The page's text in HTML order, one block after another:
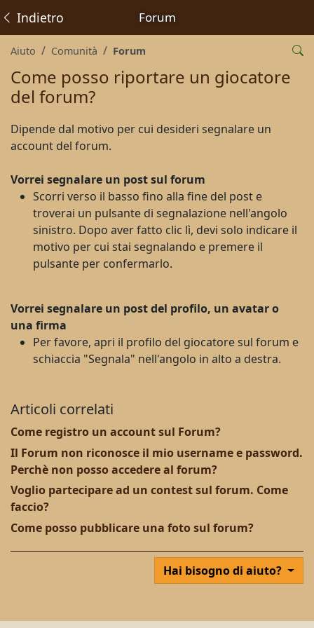
Forum
Indietro
Aiuto Comunità Forum
Come posso riportare un giocatore
del forum?
Dipende dal motivo per cui desideri segnalare un
account del forum.
Vorrei segnalare un post sul forum
Scorri verso il basso fino alla fine del post e
troverai un pulsante di segnalazione nell'angolo
sinistro. Dopo aver fatto clic lì, devi solo indicare il
motivo per cui stai segnalando e premere il
pulsante per confermarlo.
Vorrei segnalare un post del profilo, un avatar o
una firma
Per favore, apri il profilo del giocatore sul forum e
schiaccia "Segnala" nell'angolo in alto a destra.
Articoli correlati
Come registro un account sul Forum?
Il Forum non riconosce il mio username e password.
Perchè non posso accedere al forum?
Voglio partecipare ad un contest sul forum. Come
faccio?
Come posso pubblicare una foto sul forum?
Hai bisogno di aiuto?